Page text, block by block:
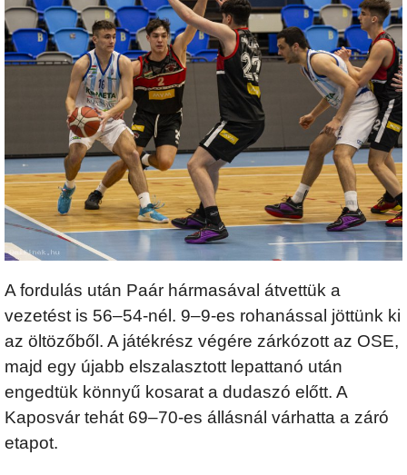
A fordulás után Paár hármasával átvettük a
vezetést is 56–54-nél. 9–9-es rohanással jöttünk ki
az öltözőből. A játékrész végére zárkózott az OSE,
majd egy újabb elszalasztott lepattanó után
engedtük könnyű kosarat a dudaszó előtt. A
Kaposvár tehát 69–70-es állásnál várhatta a záró
etapot.